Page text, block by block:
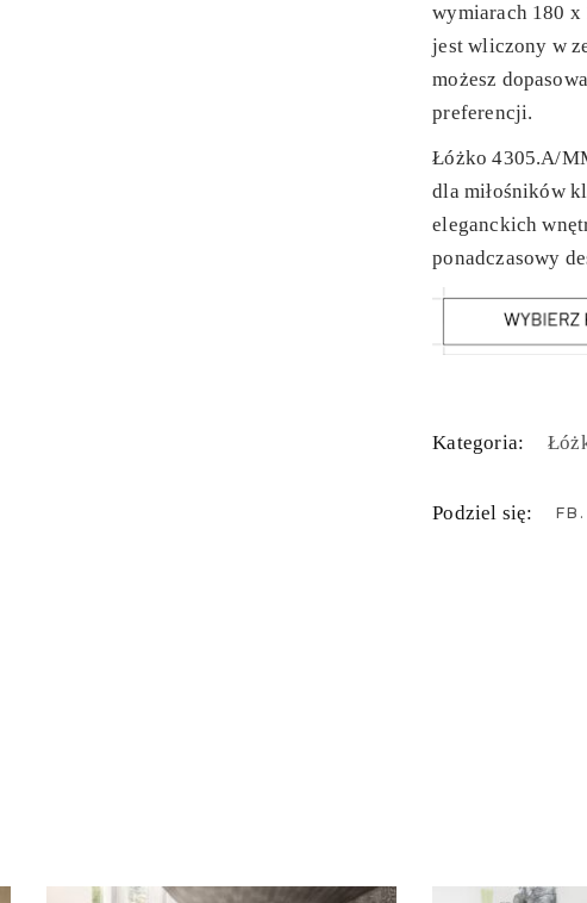
wymiarach 180 x
jest wliczony w
możesz
preferencji.
Łóżko 4305.A/
dla miłośników
eleganckich
ponadczasowy
Kategoria:
Podziel się: FB